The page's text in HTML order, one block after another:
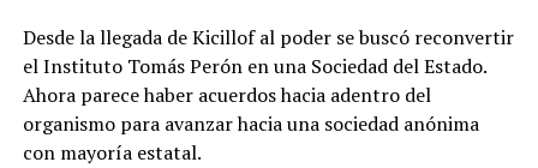
Desde la llegada de Kicillof al poder se buscó reconvertir
el Instituto Tomás Perón en una Sociedad del Estado.
Ahora parece haber acuerdos hacia adentro del
organismo para avanzar hacia una sociedad anónima
con mayoría estatal.